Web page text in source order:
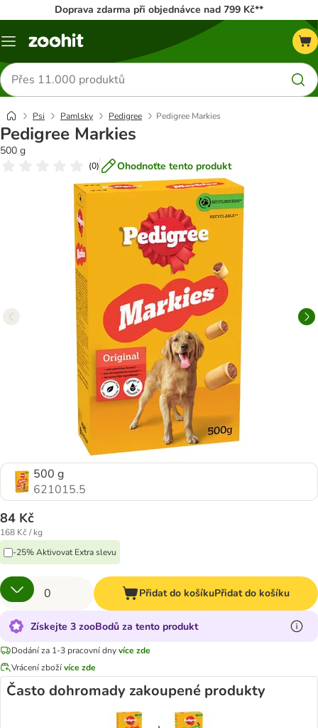
Doprava zdarma při objednávce nad 799 Kč**
Menu
Hledat
produkty
Psi Pamlsky Pedigree Pedigree Markies
Pedigree Markies
500 g
(0) Ohodnoťte tento produkt
500 g
621015.5
84 Kč
168 Kč / kg
-25% Aktivovat Extra slevu
Přidat do košíkuPřidat do košíku
Získejte 3 zooBodů za tento produkt
Dodání za 1-3 pracovní dnyvíce zde
Vrácení zbožívíce zde
Často dohromady zakoupené produkty